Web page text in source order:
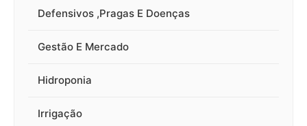
Defensivos ,Pragas E Doenças
Gestão E Mercado
Hidroponia
Irrigação